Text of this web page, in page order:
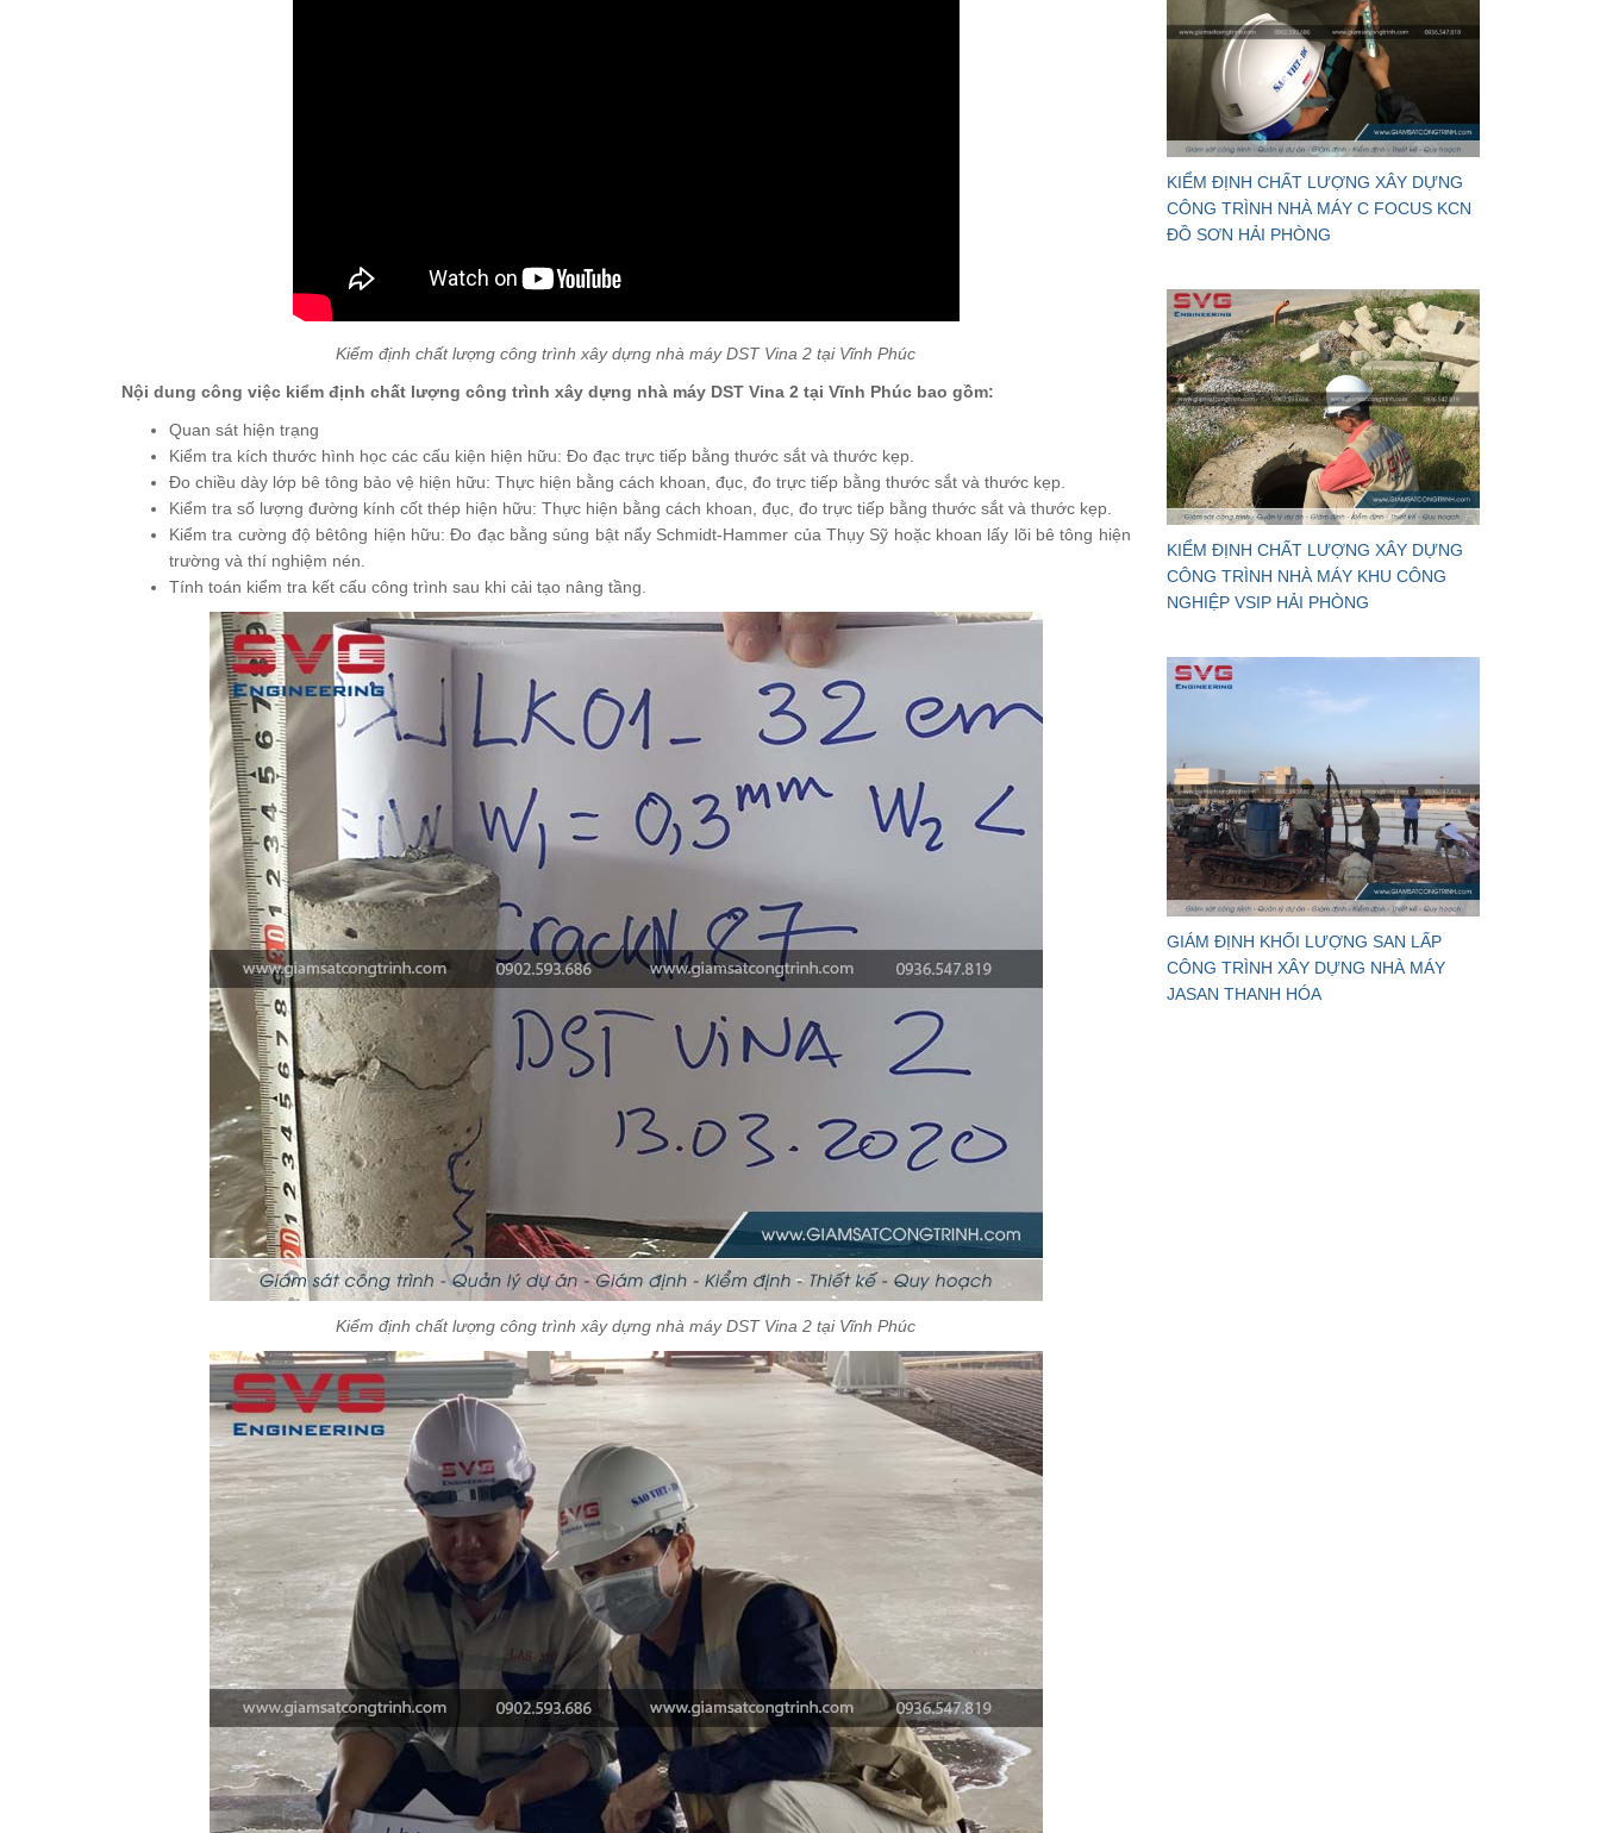
Kiểm định chất lượng công trình xây dựng nhà máy DST Vina 2 tại Vĩnh Phúc
Nội dung công việc kiểm định chất lượng công trình xây dựng nhà máy DST Vina 2 tại Vĩnh Phúc bao gồm:
Quan sát hiện trạng
Kiểm tra kích thước hình học các cấu kiện hiện hữu: Đo đạc trực tiếp bằng thước sắt và thước kẹp.
Đo chiều dày lớp bê tông bảo vệ hiện hữu: Thực hiện bằng cách khoan, đục, đo trực tiếp bằng thước sắt và thước kẹp.
Kiểm tra số lượng đường kính cốt thép hiện hữu: Thực hiện bằng cách khoan, đục, đo trực tiếp bằng thước sắt và thước kẹp.
Kiểm tra cường độ bêtông hiện hữu: Đo đạc bằng súng bật nẩy Schmidt-Hammer của Thụy Sỹ hoặc khoan lấy lõi bê tông hiện
trường và thí nghiệm nén.
Tính toán kiểm tra kết cấu công trình sau khi cải tạo nâng tầng.
Kiểm định chất lượng công trình xây dựng nhà máy DST Vina 2 tại Vĩnh Phúc
KIỂM ĐỊNH CHẤT LƯỢNG XÂY DỰNG
CÔNG TRÌNH NHÀ MÁY C FOCUS KCN
ĐỒ SƠN HẢI PHÒNG
KIỂM ĐỊNH CHẤT LƯỢNG XÂY DỰNG
CÔNG TRÌNH NHÀ MÁY KHU CÔNG
NGHIỆP VSIP HẢI PHÒNG
GIÁM ĐỊNH KHỐI LƯỢNG SAN LẤP
CÔNG TRÌNH XÂY DỰNG NHÀ MÁY
JASAN THANH HÓA